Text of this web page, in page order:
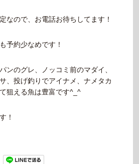
なので、お電話お待ちしてます！
予約少なめです！
ンのグレ、ノッコミ前のマダイ、
、投げ釣りでアイナメ、ナメタカ
狙える魚は豊富です^_^
！